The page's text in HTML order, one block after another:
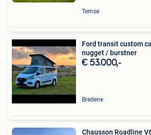
Temse
Ford transit custom
nugget / burstner
€ 53.000,-
Bredene
Chausson Roadline